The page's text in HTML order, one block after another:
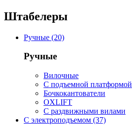
Штабелеры
Ручные (20)
Ручные
Вилочные
С подъемной платформой
Бочкокантователи
OXLIFT
С раздвижными вилами
С электроподъемом (37)